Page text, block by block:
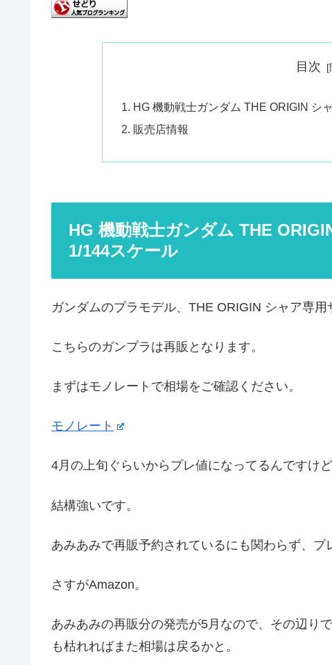
目次
HG 機動戦士ガンダム THE ORIGIN シ
販売店情報
HG 機動戦士ガンダム THE
1/144スケール
ガンダムのプラモデル、THE ORIGIN シャア専用
こちらのガンプラは再販となります。
まずはモノレートで相場をご確認ください。
モノレート
4月の上旬ぐらいからプレ値になってるんですけ
結構強いです。
あみあみで再販予約されているにも関わらず、プ
さすがAmazon。
あみあみの再販分の発売が5月なので、その辺り
も枯れればまた相場は戻るかと。